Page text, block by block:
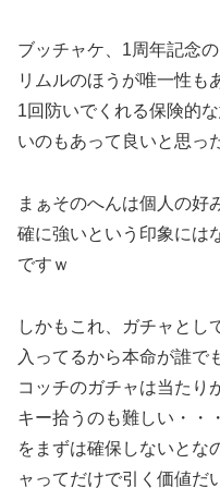
ブッチャケ、1周年記念
リムルのほうが唯一性も
1回防いでくれる保険的
いのもあって良いと思っ
まぁそのへんは個人の好
確に強いという印象には
ですｗ
しかもこれ、ガチャとし
入ってるから本命が誰で
コッチのガチャは当たり
キー拾うのも難しい・・
をまずは確保しないとな
ャってだけで引く価値だ